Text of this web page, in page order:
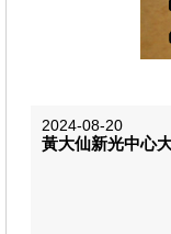
2024-08-20
黃大仙新光中心